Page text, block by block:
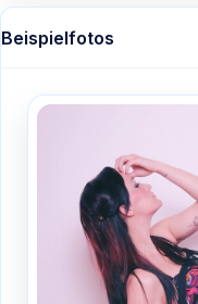
Beispielfotos